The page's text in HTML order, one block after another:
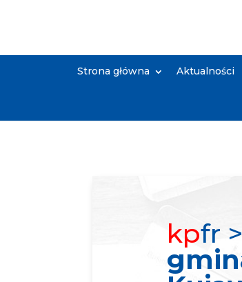
Strona główna Aktualności
kpfr